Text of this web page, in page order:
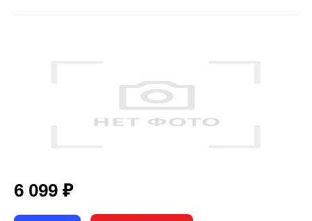
6 099 ₽